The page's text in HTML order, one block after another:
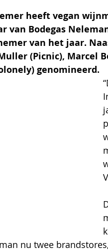
heeft vegan
van Bodegas
van het jaar.
(Picnic), Marcel
genomineerd.
nu twee